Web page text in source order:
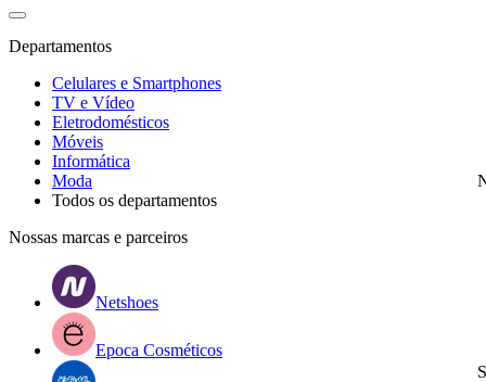
Departamentos
Celulares e Smartphones
TV e Vídeo
Eletrodomésticos
Móveis
Informática
Moda
Todos os departamentos
Nossas marcas e parceiros
Netshoes
Epoca Cosméticos